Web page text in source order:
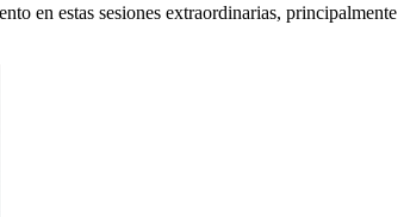
en estas sesiones extraordinarias, principalmente